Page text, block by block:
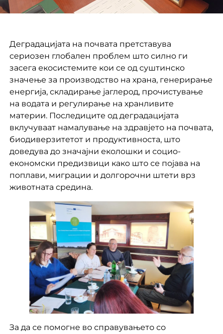
Деградацијата на почвата претставува
сериозен глобален проблем што силно ги
засега екосистемите кои се од суштинско
значење за производство на храна, генерирање
енергија, складирање јаглерод, прочистување
на водата и регулирање на хранливите
материи. Последиците од деградацијата
вклучуваат намалување на здравјето на почвата,
биодиверзитетот и продуктивноста, што
доведува до значајни еколошки и социо-
економски предизвици како што се појава на
поплави, миграции и долгорочни штети врз
животната средина.
За да се помогне во справувањето со